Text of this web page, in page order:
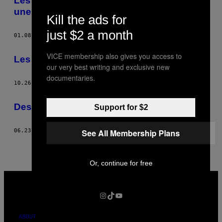
une éducation sexuelle
01.08.16 HUGO ANDERHOLM
Les pansements racistes suédois
10.26.15 BYHUGO ANDERHOLM
Des nouvelles d’un peu partout
06.23.15 HUGO ANDERHOLM
INSTAGRAM
TIKTOK
YOUTUBE
ABOUT
Kill the ads for
just $2 a month
VICE membership also gives you access to
our very best writing and exclusive new
documentaries.
Support for $2
See All Membership Plans
Or, continue for free